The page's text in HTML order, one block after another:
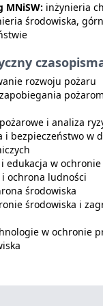
MNiSW: inżynieria
środowiska,
rozwoju pożaru
i analiza
i bezpieczeństwo w
edukacja w
ochrona ludności
środowiska
środowiska i
w ochronie